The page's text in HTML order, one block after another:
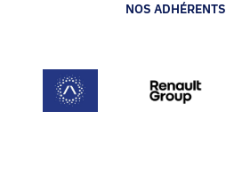
NOS ADHÉRENTS